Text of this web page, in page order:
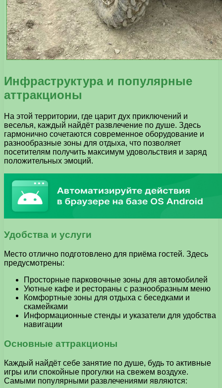
Инфраструктура и популярные
аттракционы
На этой территории, где царит дух приключений и
веселья, каждый найдёт развлечение по душе. Здесь
гармонично сочетаются современное оборудование и
разнообразные зоны для отдыха, что позволяет
посетителям получить максимум удовольствия и заряд
положительных эмоций.
Удобства и услуги
Место отлично подготовлено для приёма гостей. Здесь
предусмотрены:
Просторные парковочные зоны для автомобилей
Уютные кафе и рестораны с разнообразным меню
Комфортные зоны для отдыха с беседками и
скамейками
Информационные стенды и указатели для удобства
навигации
Основные аттракционы
Каждый найдёт себе занятие по душе, будь то активные
игры или спокойные прогулки на свежем воздухе.
Самыми популярными развлечениями являются: